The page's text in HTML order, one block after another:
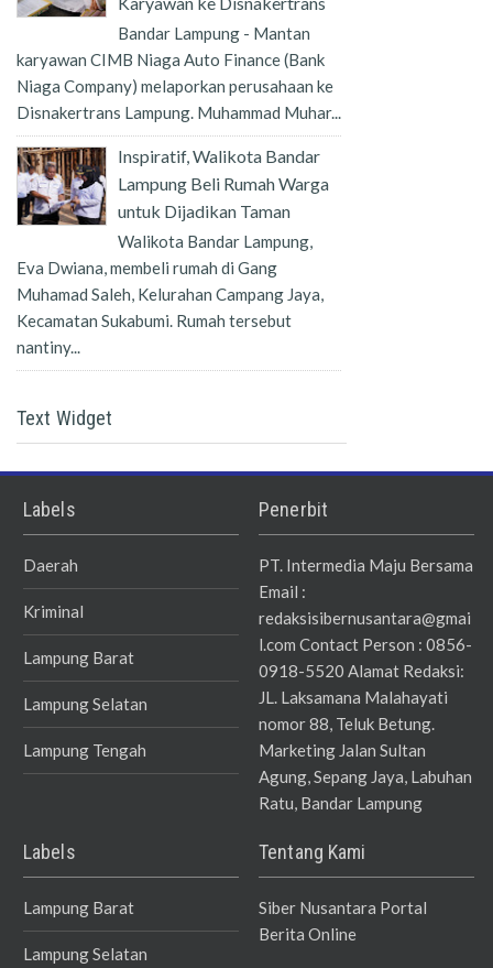
Bandar Lampung - Mantan
karyawan CIMB Niaga Auto Finance (Bank
Niaga Company) melaporkan perusahaan ke
Disnakertrans Lampung. Muhammad Muhar...
Inspiratif, Walikota Bandar
Lampung Beli Rumah Warga
untuk Dijadikan Taman
Walikota Bandar Lampung,
Eva Dwiana, membeli rumah di Gang
Muhamad Saleh, Kelurahan Campang Jaya,
Kecamatan Sukabumi. Rumah tersebut
nantiny...
Text Widget
Labels
Daerah
Kriminal
Lampung Barat
Lampung Selatan
Lampung Tengah
Penerbit
PT. Intermedia Maju Bersama
Email :
redaksisibernusantara@gmai
l.com Contact Person : 0856-
0918-5520 Alamat Redaksi:
JL. Laksamana Malahayati
nomor 88, Teluk Betung.
Marketing Jalan Sultan
Agung, Sepang Jaya, Labuhan
Ratu, Bandar Lampung
Labels
Lampung Barat
Lampung Selatan
Tentang Kami
Siber Nusantara Portal
Berita Online